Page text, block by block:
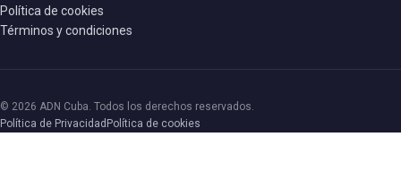
Política de cookies
Términos y condiciones
© 2026 ADN Cuba. Todos los derechos reservados.
Política de Privacidad Política de cookies